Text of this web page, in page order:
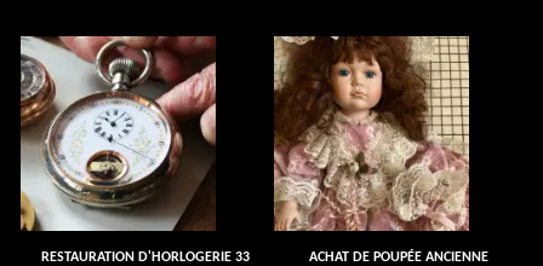
RESTAURATION D'HORLOGERIE 33
ACHAT DE POUPÉE ANCIENNE